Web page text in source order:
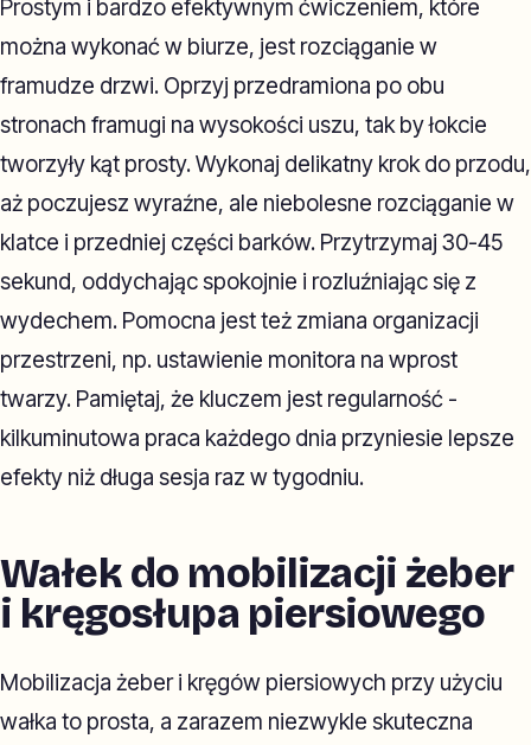
Prostym i bardzo efektywnym ćwiczeniem, które
można wykonać w biurze, jest rozciąganie w
framudze drzwi. Oprzyj przedramiona po obu
stronach framugi na wysokości uszu, tak by łokcie
tworzyły kąt prosty. Wykonaj delikatny krok do przodu,
aż poczujesz wyraźne, ale niebolesne rozciąganie w
klatce i przedniej części barków. Przytrzymaj 30-45
sekund, oddychając spokojnie i rozluźniając się z
wydechem. Pomocna jest też zmiana organizacji
przestrzeni, np. ustawienie monitora na wprost
twarzy. Pamiętaj, że kluczem jest regularność -
kilkuminutowa praca każdego dnia przyniesie lepsze
efekty niż długa sesja raz w tygodniu.
Wałek do mobilizacji żeber
i kręgosłupa piersiowego
Mobilizacja żeber i kręgów piersiowych przy użyciu
wałka to prosta, a zarazem niezwykle skuteczna